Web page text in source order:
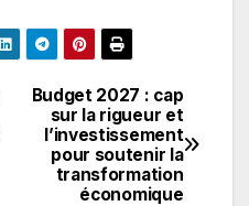
Budget 2027 : cap
sur la rigueur et
l’investissement
pour soutenir la
transformation
économique